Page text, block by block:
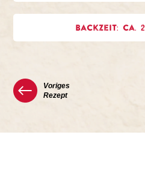
Backzeit: ca.
Voriges
Rezept